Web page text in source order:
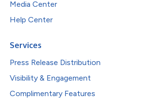
Media Center
Help Center
Services
Press Release Distribution
Visibility & Engagement
Complimentary Features